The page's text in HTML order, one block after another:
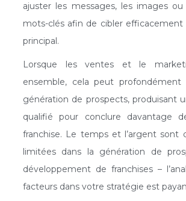
ajuster les messages, les images
mots-clés afin de cibler efficacement
principal.
Lorsque les ventes et le
ensemble, cela peut
génération de prospects, produisant
qualifié pour conclure davantage
franchise. Le temps et l’argent sont
limitées dans la génération de
développement de franchises –
facteurs dans votre stratégie est